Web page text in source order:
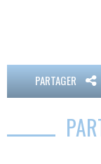
PARTAGER